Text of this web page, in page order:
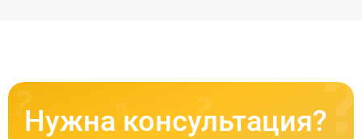
Нужна консультация?